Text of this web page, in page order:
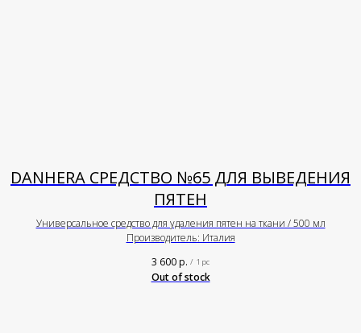
DANHERA СРЕДСТВО №65 ДЛЯ ВЫВЕДЕНИЯ
ПЯТЕН
Универсальное средство для удаления пятен на ткани / 500 мл
Производитель: Италия
3 600р. / 1 pc
Out of stock